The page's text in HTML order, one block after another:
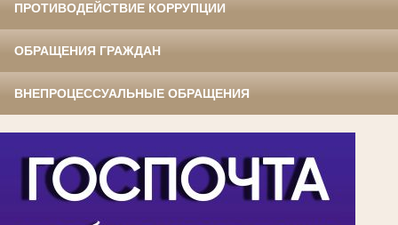
ПРОТИВОДЕЙСТВИЕ КОРРУПЦИИ
ОБРАЩЕНИЯ ГРАЖДАН
ВНЕПРОЦЕССУАЛЬНЫЕ ОБРАЩЕНИЯ